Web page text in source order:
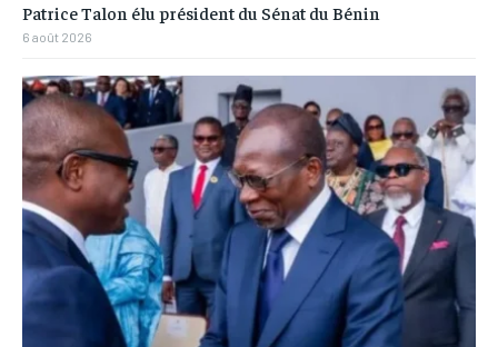
Patrice Talon élu président du Sénat du Bénin
6 août 2026